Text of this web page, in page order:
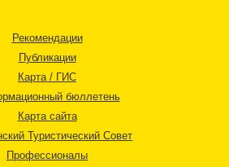
Рекомендации
Публикации
Карта / ГИС
бюллетень
Карта сайта
Туристический Совет
Профессионалы